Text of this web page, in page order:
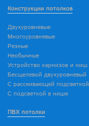
Конструкции потолков
Двухуровневые
Многоуровневые
Резные
Необычные
Устройство карнизов и ниш
Бесщелевой двухуровневый
С рассеивающей подсветкой
С подсветкой в нише
ПВХ потолки